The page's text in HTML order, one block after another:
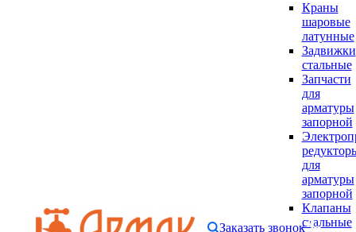
Краны
шаровые
латунные
Задвижки
стальные
Запчасти
для
арматуры
запорной
для
арматуры
запорной
Клапаны
стальные
Заказать звонок